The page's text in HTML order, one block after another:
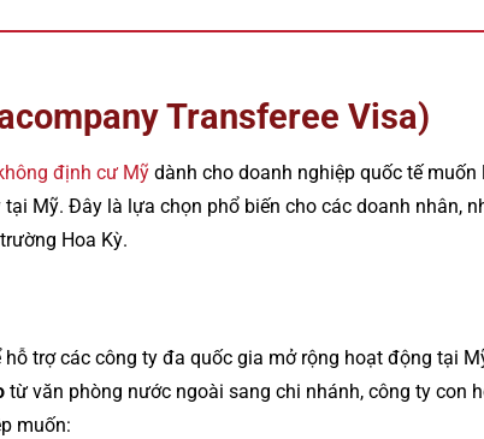
Transferee Visa)
định cư Mỹ dành cho doanh nghiệp quốc tế
Mỹ. Đây là lựa chọn phổ biến cho các doanh nhân,
Hoa Kỳ.
trợ các công ty đa quốc gia mở rộng hoạt động tại
từ văn phòng nước ngoài sang chi nhánh, công ty con
muốn: